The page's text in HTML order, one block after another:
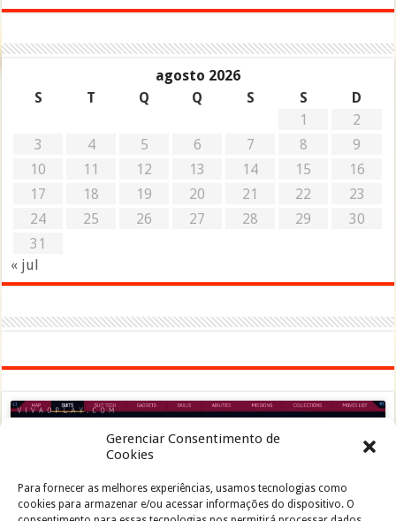
Gerenciar Consentimento de
Cookies
Para fornecer as melhores experiências, usamos tecnologias como
cookies para armazenar e/ou acessar informações do dispositivo. O
agosto 2026
S
T Q Q S S
D
1
2
3
4 5 6 7 8
9
10
11 12 13 14 15
16
17
18 19 20 21 22
23
24
25 26 27 28 29
30
31
« jul
Clique para aceitar os cookies marketing e
ativar este conteúdo